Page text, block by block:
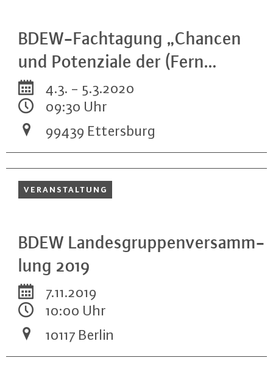
BDEW-Fach­ta­gung „Chancen
und Po­ten­zia­le der (Fern…
4.3. - 5.3.2020
09:30 Uhr
99439 Et­ters­burg
VER­AN­STAL­TUNG
BDEW Lan­des­grup­pen­ver­samm­
lung 2019
7.11.2019
10:00 Uhr
10117 Berlin